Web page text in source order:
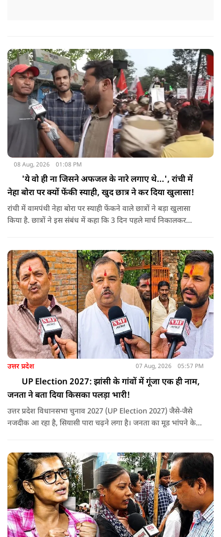
08 Aug, 2026 01:08 PM
'ये वो ही ना जिसने अफजल के नारे लगाए थे...', रांची में
नेहा बोरा पर क्यों फेंकी स्याही, खुद छात्र ने कर दिया खुलासा!
रांची में वामपंथी नेहा बोरा पर स्याही फेंकने वाले छात्रों ने बड़ा खुलासा
किया है. छात्रों ने इस संबंध में कहा कि 3 दिन पहले मार्च निकालकर
इजाजत नहीं दी जा सकती.
उत्तर प्रदेश 07 Aug, 2026 05:57 PM
UP Election 2027: झांसी के गांवों में गूंजा एक ही नाम,
जनता ने बता दिया किसका पलड़ा भारी!
उत्तर प्रदेश विधानसभा चुनाव 2027 (UP Election 2027) जैसे-जैसे
नजदीक आ रहा है, सियासी पारा चढ़ने लगा है। जनता का मूड भांपने के
जानने की कोशिश की कि जमीनी स्तर पर योगी आदित्यनाथ सरकार के
काम, कानून-व्यवस्था, सड़क, बिजली और सुरक्षा को लेकर जनता की क्या
राय है।